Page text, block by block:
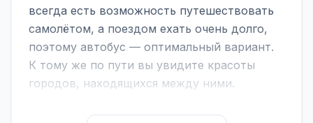
всегда есть возможность путешествовать
самолётом, а поездом ехать очень долго,
поэтому автобус — оптимальный вариант.
К тому же по пути вы увидите красоты
городов, находящихся между ними.
На нашем сайте вы можете найти